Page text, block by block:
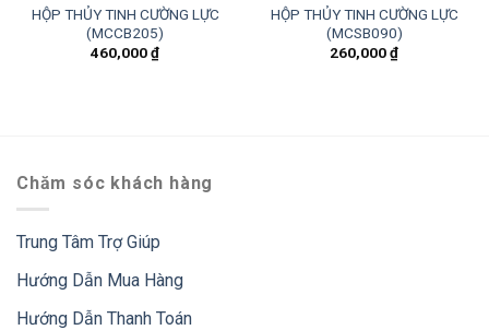
HỘP THỦY TINH CƯỜNG LỰC
(MCCB205)
460,000₫
HỘP THỦY TINH CƯỜNG LỰC
(MCSB090)
260,000₫
Chăm sóc khách hàng
Trung Tâm Trợ Giúp
Hướng Dẫn Mua Hàng
Hướng Dẫn Thanh Toán